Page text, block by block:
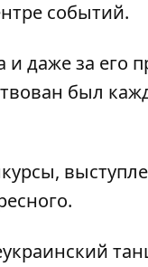
событий.
и даже за его
был